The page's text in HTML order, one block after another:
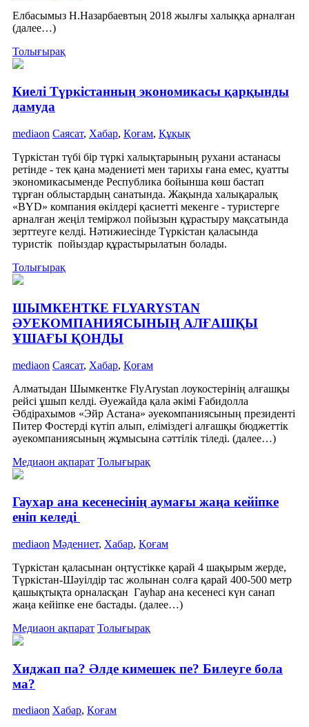
Елбасымыз Н.Назарбаевтың 2018 жылғы халыққа арналған
(далее…)
Толығырақ
Киелі Түркістанның экономикасы қарқынды
дамуда
mediaon Саясат, Хабар, Қоғам, Құқық
Түркістан түбі бір түркі халықтарының рухани астанасы
ретінде - тек қана мәдениеті мен тарихы ғана емес, қуатты
экономикасыменде Республика бойынша көш бастап
тұрған облыстардың санатында. Жақында халықаралық
«BYD» компания өкілдері қасиетті мекенге - туристерге
арналған жеңіл теміржол пойызын құрастыру мақсатында
зерттеуге келді. Нәтижиесінде Түркістан қаласында
туристік пойыздар құрастырылатын болады.
Толығырақ
ШЫМКЕНТКЕ FLYARYSTAN
ӘУЕКОМПАНИЯСЫНЫҢ АЛҒАШҚЫ
ҰШАҒЫ ҚОНДЫ
mediaon Саясат, Хабар, Қоғам
Алматыдан Шымкентке FlyArystan лоукостерінің алғашқы
рейсі ұшып келді. Әуежайда қала әкімі Ғабидолла
Әбдірахымов «Эйр Астана» әуекомпаниясының президенті
Питер Фостерді күтіп алып, еліміздегі алғашқы бюджеттік
әуекомпаниясының жұмысына сәттілік тіледі. (далее…)
Медиаон ақпарат Толығырақ
Гаухар ана кесенесінің аумағы жаңа кейіпке
еніп келеді
mediaon Мәдениет, Хабар, Қоғам
Түркістан қаласынан оңтүстікке қарай 4 шақырым жерде,
Түркістан-Шәуілдір тас жолынан солға қарай 400-500 метр
қашықтықта орналасқан Гауһар ана кесенесі күн санап
жаңа кейіпке ене бастады. (далее…)
Медиаон ақпарат Толығырақ
Хиджап па? Әлде кимешек пе? Билеуге бола
ма?
mediaon Хабар, Қоғам